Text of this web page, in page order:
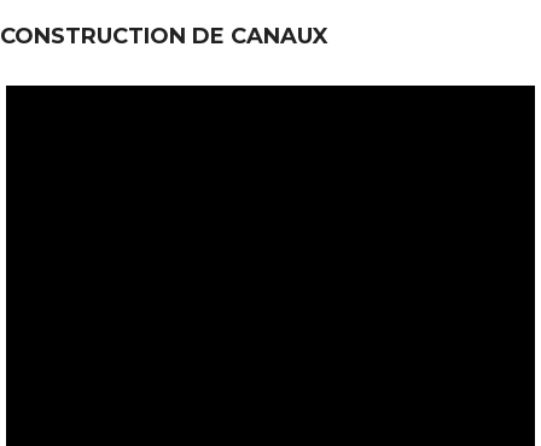
CONSTRUCTION DE CANAUX